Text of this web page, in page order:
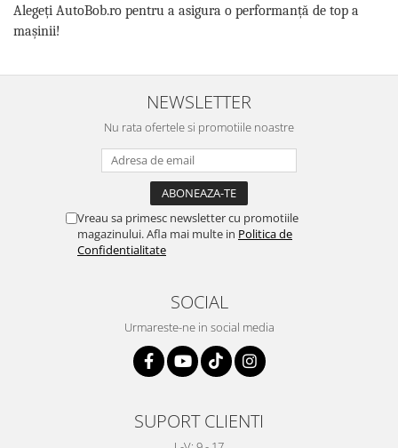
Alegeți AutoBob.ro pentru a asigura o performanță de top a
mașinii!
NEWSLETTER
Nu rata ofertele si promotiile noastre
Vreau sa primesc newsletter cu promotiile
magazinului. Afla mai multe in Politica de
Confidentialitate
SOCIAL
Urmareste-ne in social media
SUPORT CLIENTI